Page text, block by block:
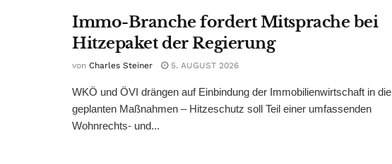
Immo-Branche fordert Mitsprache bei
Hitzepaket der Regierung
von Charles Steiner 5. AUGUST 2026
WKÖ und ÖVI drängen auf Einbindung der Immobilienwirtschaft in die
geplanten Maßnahmen – Hitzeschutz soll Teil einer umfassenden
Wohnrechts- und...